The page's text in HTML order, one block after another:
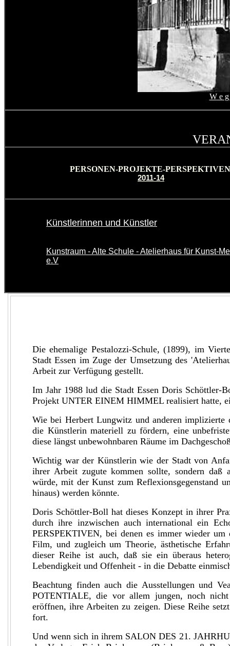
W e
PERSONEN-PROJEKTE-PERSPEKTIVEN
2011-14
Künstlerinnen und Künstler
Kunstraum - Alte Schule - Atelierhaus für Kunst-
e.V
Die ehemalige Pestalozzi-Schule, (1899), im
Stadt Essen im Zuge der Umsetzung des
Arbeit zur Verfügung gestellt.
Im Jahr 1988 lud die Stadt Essen Doris Schöttler-
Projekt UNTER EINEM HIMMEL realisiert hatte,
Wie bei Herbert Lungwitz und anderen implizierte
die Künstlerin materiell zu fördern, eine
diese längst unbewohnbaren Räume im
Wichtig war der Künstlerin wie der Stadt von
ihrer Arbeit zugute kommen sollte, sondern
würde, mit der Kunst zum Reflexionsgegenstand
hinaus) werden könnte.
Doris Schöttler-Boll hat dieses Konzept in ihrer
durch ihre inzwischen auch international ein
PERSPEKTIVEN, bei denen es immer wieder
Film, und zugleich um Theorie, ästhetische
dieser Reihe ist auch, daß sie ein überaus
Lebendigkeit und Offenheit - in die Debatte
Beachtung finden auch die Ausstellungen und
POTENTIALE, die vor allem jungen, noch
eröffnen, ihre Arbeiten zu zeigen. Diese Reihe
fort.
Und wenn sich in ihrem SALON DES 21.